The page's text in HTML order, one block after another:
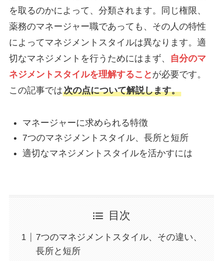
を取るのかによって、分類されます。同じ権限、
薬務のマネージャー職であっても、その人の特性
によってマネジメントスタイルは異なります。適
切なマネジメントを行うためにはまず、
自分のマ
ネジメントスタイルを理解すること が必要です。
この記事では次の点について解説します。
マネージャーに求められる特徴
7つのマネジメントスタイル、長所と短所
適切なマネジメントスタイルを活かすには
目次
7つのマネジメントスタイル、その違い、
長所と短所